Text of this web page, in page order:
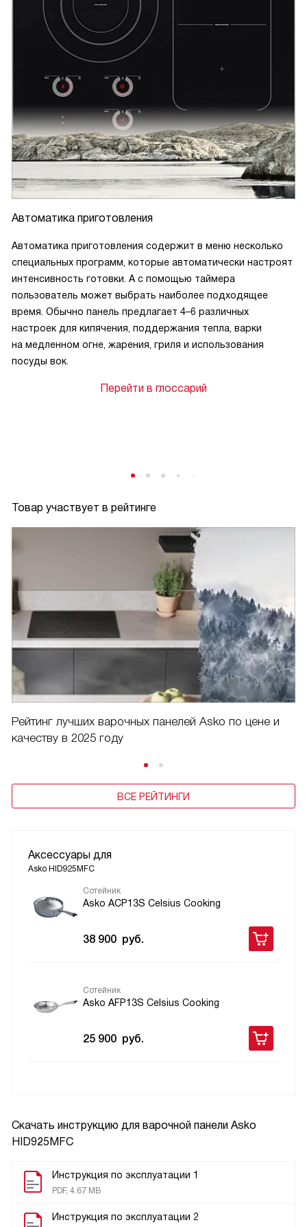
Скачать инструкцию для варочной панели Asko
HID925MFC
Инструкция по эксплуатации 1
PDF, 4.67 MB
Инструкция по эксплуатации 2
Автоматика приготовления
Автоматика приготовления содержит в меню несколько
специальных программ, которые автоматически настроят
интенсивность готовки. А с помощью таймера
пользователь может выбрать наиболее подходящее
время. Обычно панель предлагает 4–6 различных
настроек для кипячения, поддержания тепла, варки
на медленном огне, жарения, гриля и использования
посуды вок.
Перейти в глоссарий
Товар участвует в рейтинге
Рейтинг лучших варочных панелей Asko по цене и
качеству в 2025 году
ВСЕ РЕЙТИНГИ
Аксессуары для
Asko HID925MFC
Сотейник
Asko ACP13S Celsius Cooking
38 900 руб.
Сотейник
Asko AFP13S Celsius Cooking
25 900 руб.